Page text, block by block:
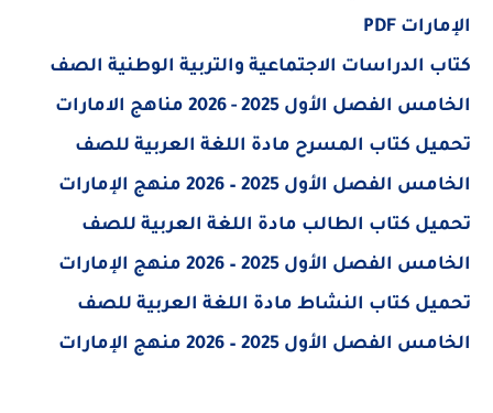
الإمارات PDF
كتاب الدراسات الاجتماعية والتربية الوطنية الصف
الخامس الفصل الأول 2025 - 2026 مناهج الامارات
تحميل كتاب المسرح مادة اللغة العربية للصف
الخامس الفصل الأول 2025 – 2026 منهج الإمارات
تحميل كتاب الطالب مادة اللغة العربية للصف
الخامس الفصل الأول 2025 – 2026 منهج الإمارات
تحميل كتاب النشاط مادة اللغة العربية للصف
الخامس الفصل الأول 2025 – 2026 منهج الإمارات